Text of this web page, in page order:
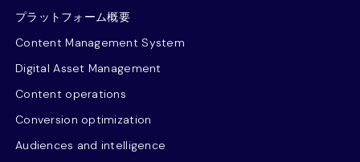
プラットフォーム概要
Content Management System
Digital Asset Management
Content operations
Conversion optimization
Audiences and intelligence